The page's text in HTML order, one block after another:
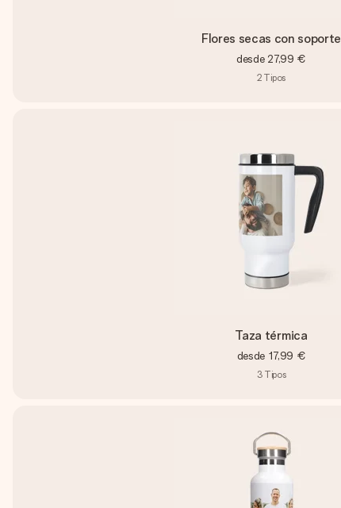
Flores secas con soporte
desde 27,99 €
2 Tipos
Taza térmica
desde 17,99 €
3 Tipos